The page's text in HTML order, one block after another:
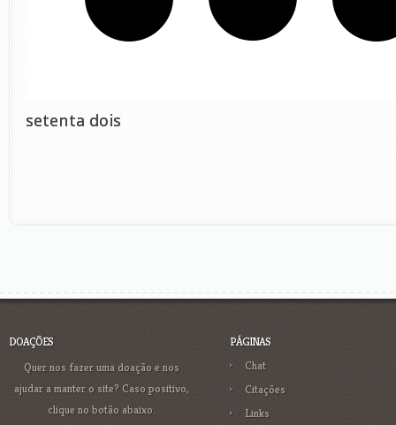
setenta dois
DOAÇÕES
Quer nos fazer uma doação e nos
ajudar a manter o site? Caso positivo,
clique no botão abaixo.
PÁGINAS
Chat
Citações
Links